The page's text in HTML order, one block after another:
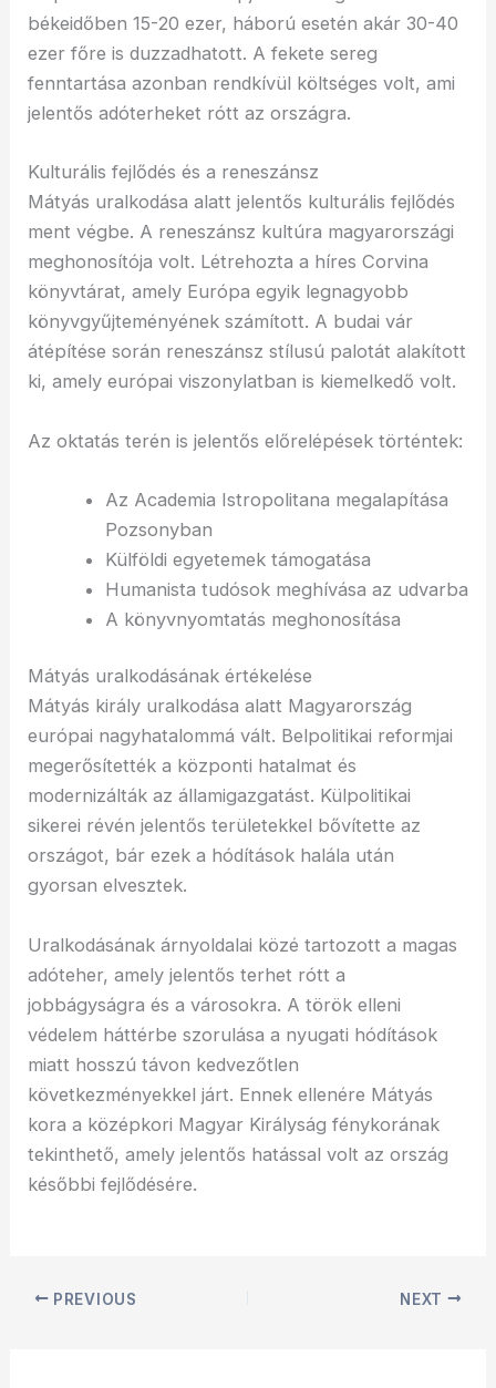
békeidőben 15-20 ezer, háború esetén akár 30-40
ezer főre is duzzadhatott. A fekete sereg
fenntartása azonban rendkívül költséges volt, ami
jelentős adóterheket rótt az országra.
Kulturális fejlődés és a reneszánsz
Mátyás uralkodása alatt jelentős kulturális fejlődés
ment végbe. A reneszánsz kultúra magyarországi
meghonosítója volt. Létrehozta a híres Corvina
könyvtárat, amely Európa egyik legnagyobb
könyvgyűjteményének számított. A budai vár
átépítése során reneszánsz stílusú palotát alakított
ki, amely európai viszonylatban is kiemelkedő volt.
Az oktatás terén is jelentős előrelépések történtek:
Az Academia Istropolitana megalapítása
Pozsonyban
Külföldi egyetemek támogatása
Humanista tudósok meghívása az udvarba
A könyvnyomtatás meghonosítása
Mátyás uralkodásának értékelése
Mátyás király uralkodása alatt Magyarország
európai nagyhatalommá vált. Belpolitikai reformjai
megerősítették a központi hatalmat és
modernizálták az államigazgatást. Külpolitikai
sikerei révén jelentős területekkel bővítette az
országot, bár ezek a hódítások halála után
gyorsan elvesztek.
Uralkodásának árnyoldalai közé tartozott a magas
adóteher, amely jelentős terhet rótt a
jobbágyságra és a városokra. A török elleni
védelem háttérbe szorulása a nyugati hódítások
miatt hosszú távon kedvezőtlen
következményekkel járt. Ennek ellenére Mátyás
kora a középkori Magyar Királyság fénykorának
tekinthető, amely jelentős hatással volt az ország
későbbi fejlődésére.
PREVIOUS NEXT